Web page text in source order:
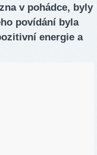
v pohádce, byly
povídání byla
energie a